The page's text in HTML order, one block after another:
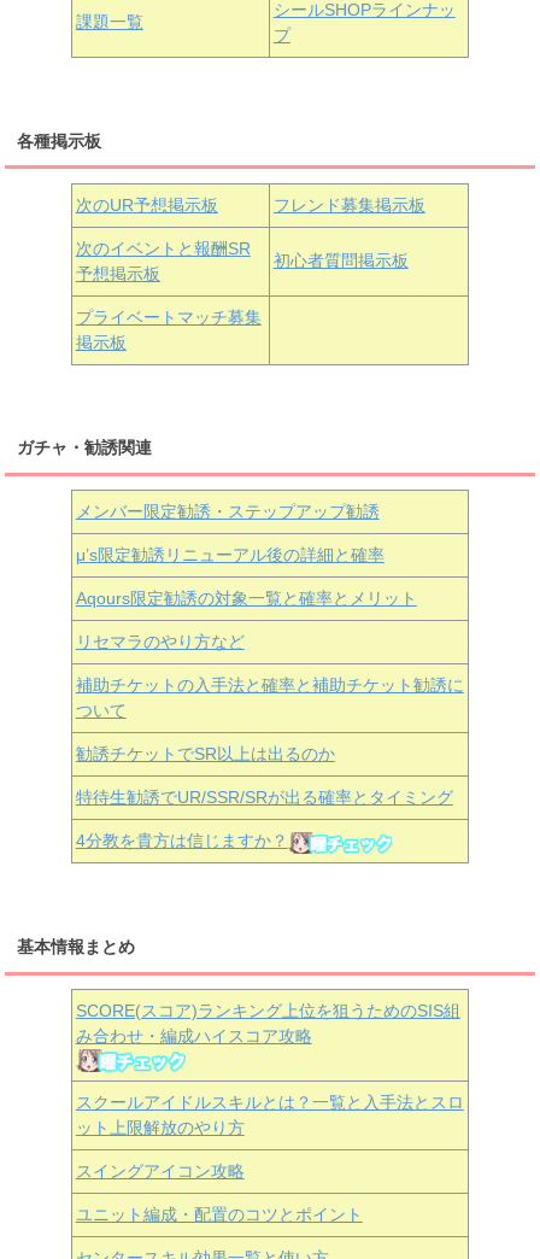
黒澤ダイヤ
朝香果林 近江彼方 エマ・ヴェルデ
課題一覧
シールSHOPラインナッ
プ
各種掲示板
次のUR予想掲示板 フレンド募集掲示板
次のイベントと報酬SR
予想掲示板
初心者質問掲示板
プライベートマッチ募集
掲示板
ガチャ・勧誘関連
メンバー限定勧誘・ステップアップ勧誘
μ’s限定勧誘リニューアル後の詳細と確率
Aqours限定勧誘の対象一覧と確率とメリット
リセマラのやり方など
補助チケットの入手法と確率と補助チケット勧誘に
ついて
勧誘チケットでSR以上は出るのか
特待生勧誘でUR/SSR/SRが出る確率とタイミング
4分教を貴方は信じますか？
基本情報まとめ
SCORE(スコア)ランキング上位を狙うためのSIS組
み合わせ・編成ハイスコア攻略
スクールアイドルスキルとは？一覧と入手法とスロ
ット上限解放のやり方
スイングアイコン攻略
ユニット編成・配置のコツとポイント